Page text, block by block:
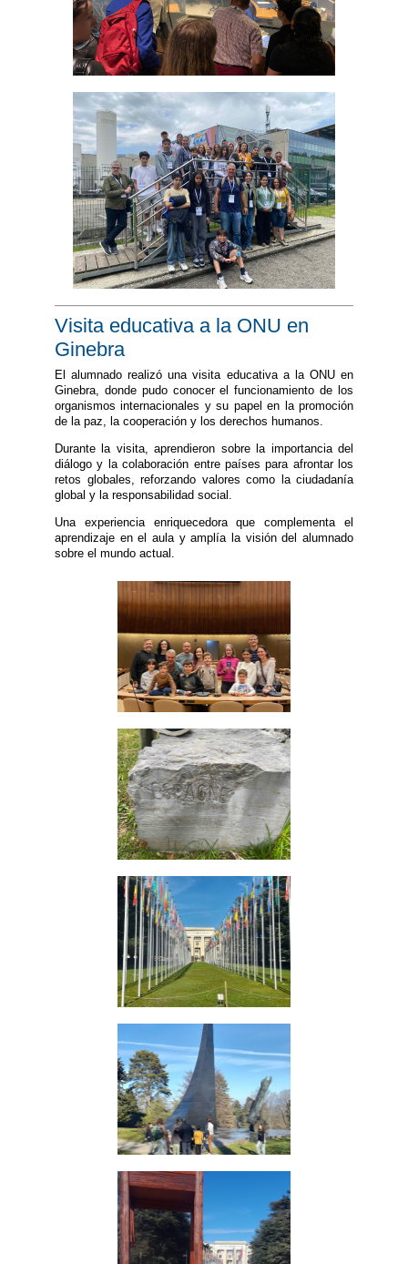
Visita educativa a la ONU en
Ginebra
El alumnado realizó una visita educativa a la ONU en
Ginebra, donde pudo conocer el funcionamiento de los
organismos internacionales y su papel en la promoción
de la paz, la cooperación y los derechos humanos.
Durante la visita, aprendieron sobre la importancia del
diálogo y la colaboración entre países para afrontar los
retos globales, reforzando valores como la ciudadanía
global y la responsabilidad social.
Una experiencia enriquecedora que complementa el
aprendizaje en el aula y amplía la visión del alumnado
sobre el mundo actual.